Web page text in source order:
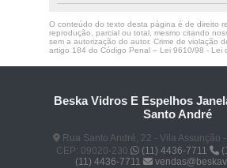
O conteúdo do texto desta página é de direito
reprodução, parcial ou total, mesmo citando
sem a autorização do autor. Crime de violação
artigo 184 do Código Penal – Lei 9610/98 - Lei
Beska Vidros E Espelhos
Santo André
Rua Santo André, 22 - Vila Assunção
CEP: 09020-230
(11) 4436-7711
(11) 4436-7711